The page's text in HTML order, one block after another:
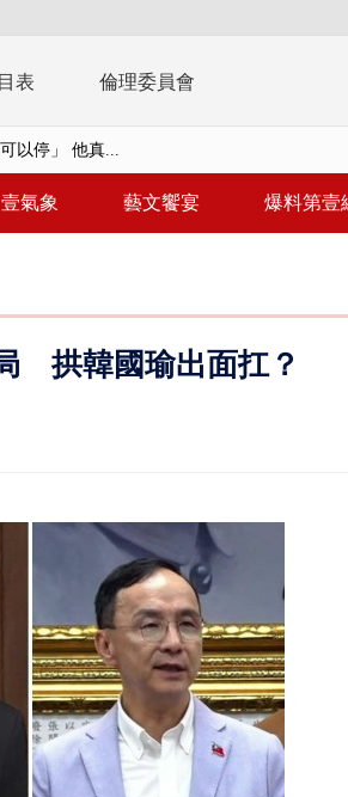
表 倫理委員會
以停」 他真...
總統戰提...
獲公道：當時...
系影響 北部...
壹氣象 藝文饗宴 爆料第壹
拱韓國瑜出面扛？